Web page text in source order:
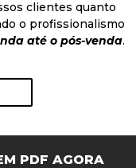
clientes quanto
o profissionalismo
até o pós-venda.
PDF AGORA